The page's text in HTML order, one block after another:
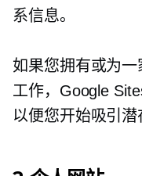
系信息。
如果您拥有或为一
工作，Google
以便您开始吸引潜